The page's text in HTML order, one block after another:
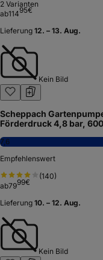
2 Varianten
ab11495€
Lieferung 12. – 13. Aug.
Kein Bild
Scheppach
Förderdruck 4,8 bar,
7,6
Empfehlenswert
(140)
ab7999€
Lieferung 10. – 12. Aug.
Kein Bild